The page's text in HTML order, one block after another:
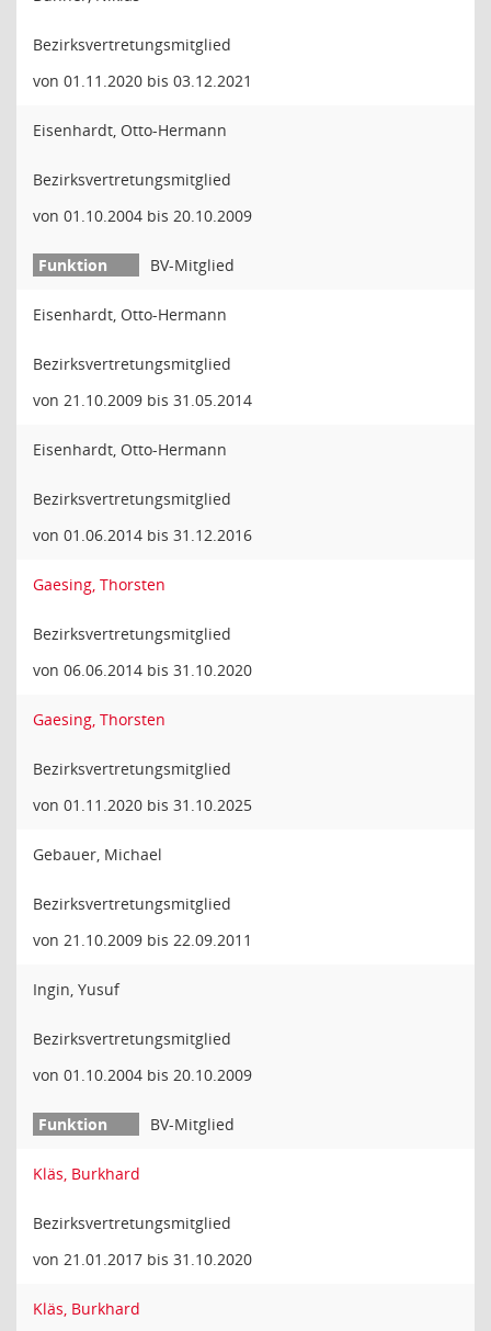
Bezirksvertretungsmitglied
von 01.11.2020 bis 03.12.2021
Eisenhardt, Otto-Hermann
Bezirksvertretungsmitglied
von 01.10.2004 bis 20.10.2009
BV-Mitglied
Eisenhardt, Otto-Hermann
Bezirksvertretungsmitglied
von 21.10.2009 bis 31.05.2014
Eisenhardt, Otto-Hermann
Bezirksvertretungsmitglied
von 01.06.2014 bis 31.12.2016
Gaesing, Thorsten
Bezirksvertretungsmitglied
von 06.06.2014 bis 31.10.2020
Gaesing, Thorsten
Bezirksvertretungsmitglied
von 01.11.2020 bis 31.10.2025
Gebauer, Michael
Bezirksvertretungsmitglied
von 21.10.2009 bis 22.09.2011
Ingin, Yusuf
Bezirksvertretungsmitglied
von 01.10.2004 bis 20.10.2009
BV-Mitglied
Kläs, Burkhard
Bezirksvertretungsmitglied
von 21.01.2017 bis 31.10.2020
Kläs, Burkhard